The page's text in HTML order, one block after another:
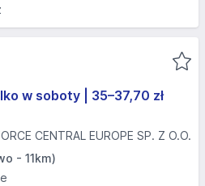
w soboty | 35–37,70 zł
CENTRAL EUROPE SP. Z O.O.
- 11km)